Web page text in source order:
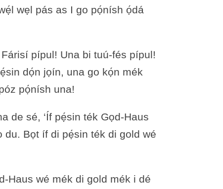
wẹl pás as I go pọ́nísh ọ́dá
pípul! Una bi tuú-fés pípul!
dọ́n jọín, una go kọ́n mék
pọ́nísh una!
de sé, ‘Íf pẹ́sin ték Gọd-Haus
Bọt íf di pẹ́sin ték di gold wé
Haus wé mék di gold mék i dé